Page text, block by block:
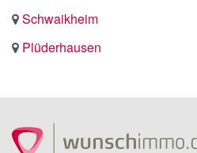
Schwaikheim
Plüderhausen